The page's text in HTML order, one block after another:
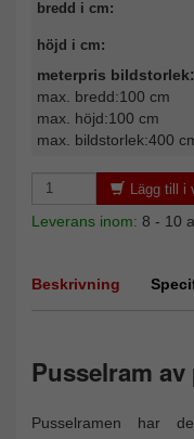
bredd i cm:
höjd i cm:
meterpris
max. bredd:100 cm
max. höjd:100 cm
max. bildstorlek:400
Lägg till i
Leverans inom: 8 - 10
Beskrivning
Pusselram av
Pusselramen har